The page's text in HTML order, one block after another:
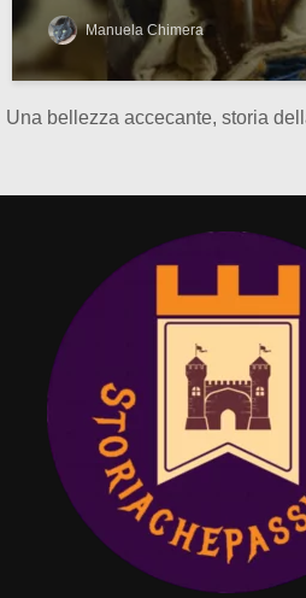
Manuela Chimera
Una bellezza accecante, storia